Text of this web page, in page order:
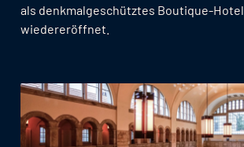
als denkmalgeschütztes Boutique-Hotel
wiedereröffnet.